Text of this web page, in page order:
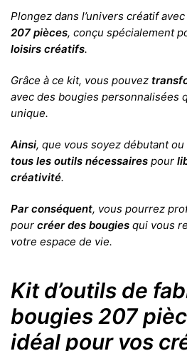
Plongez dans l’univers créatif
207 pièces, conçu spécialement
loisirs créatifs.
Grâce à ce kit, vous pouvez
avec des bougies personnalisées
unique.
Ainsi, que vous soyez débutant
tous les outils nécessaires pour
créativité.
Par conséquent, vous pourrez
pour créer des bougies qui vous
votre espace de vie.
Kit d’outils de
bougies 207
idéal pour vos